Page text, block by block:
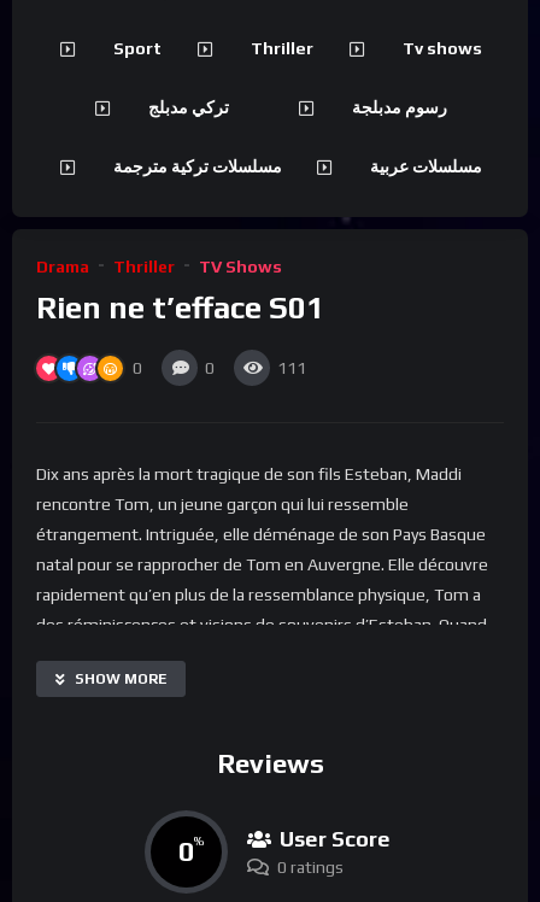
Drama Thriller TV Shows
Rien ne t’efface S01
0 0 111
Dix ans après la mort tragique de son fils Esteban, Maddi
rencontre Tom, un jeune garçon qui lui ressemble
étrangement. Intriguée, elle déménage de son Pays Basque
natal pour se rapprocher de Tom en Auvergne. Elle découvre
rapidement qu’en plus de la ressemblance physique, Tom a
des réminiscences et visions de souvenirs d’Esteban. Quand
peut s’empêcher de se demander : ces événements sont-ils
SHOW MORE
Reviews
0% User Score
0 ratings
Sport Thriller Tv shows
تركي مدبلج رسوم مدبلجة
مسلسلات تركية مترجمة مسلسلات عربية